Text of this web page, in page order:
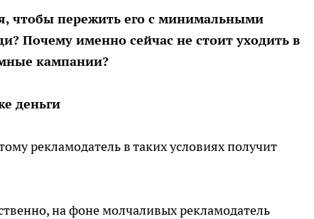
чтобы пережить его с минимальными
Почему именно сейчас не стоит уходить в
кампании?
деньги
рекламодатель в таких условиях получит
на фоне молчаливых рекламодатель